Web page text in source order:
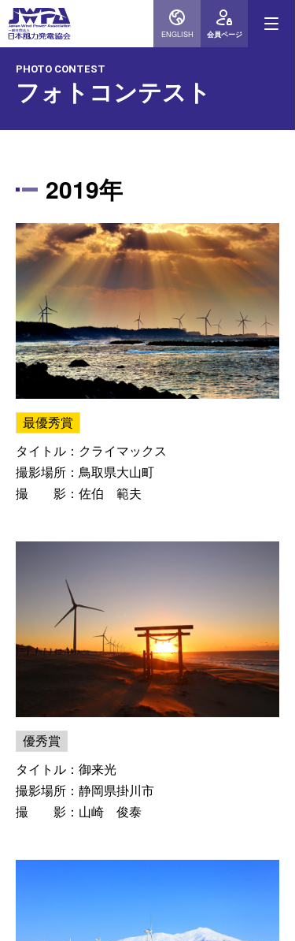
ENGLISH 会員ページ
PHOTO CONTEST
フォトコンテスト
2019年
最優秀賞
タイトル：クライマックス
撮影場所：鳥取県大山町
撮 影：佐伯 範夫
優秀賞
タイトル：御来光
撮影場所：静岡県掛川市
撮 影：山崎 俊泰